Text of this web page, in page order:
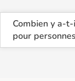
Combien y a-
pour
Sur Logement-